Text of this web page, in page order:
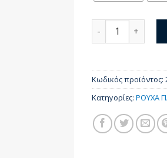
Mayoral
Κωδικός προϊόντος:
Κατηγορίες: ΡΟΥΧΑ